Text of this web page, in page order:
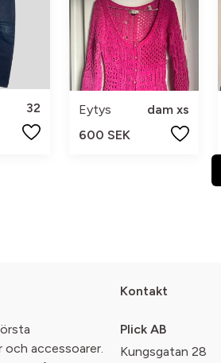
32
Eytys
dam xs
600 SEK
och accessoarer.
Kontakt
Plick AB
Kungsgatan 28